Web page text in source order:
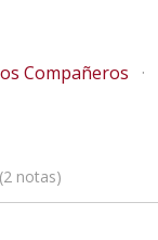
Compañeros
2 notas